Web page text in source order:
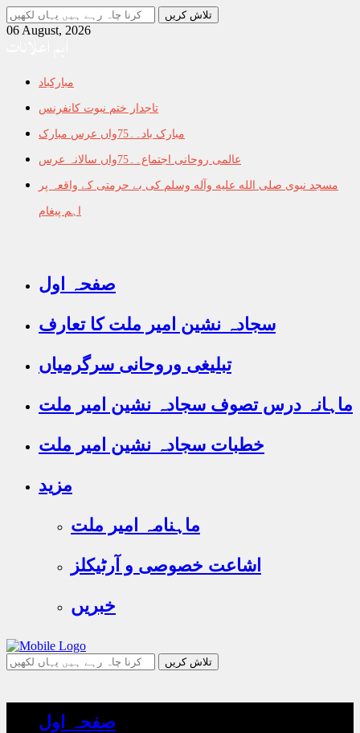
جو
تلاش
یہاں
06 August, 2026
اہم اعلانات
مبارکباد
تاجدار ختم نبوت کانفرنس
مبارک باد۔۔75واں عرس مبارک
عالمی روحانی اجتماع۔۔75واں سالانہ عرس
مسجد نبوی صلى الله عليه وآله وسلم کی بے حرمتی کے واقعہ پر
اہم پیغام
صفحہ اول
سجادہ نشین امیر ملت کا تعارف
تبلیغی وروحانی سرگرمیاں
ماہانہ درس تصوف سجادہ نشین امیر ملت
خطبات سجادہ نشین امیر ملت
مزید
ماہنامہ امیر ملت
اشاعت خصوصی و آرٹیکلز
خبریں
جو
چاہ
صفحہ اول